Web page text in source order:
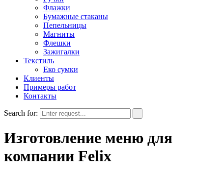
Флажки
Бумажные стаканы
Пепельницы
Магниты
Флешки
Зажигалки
Текстиль
Еко сумки
Клиенты
Примеры работ
Контакты
Search for:
Изготовление меню для
компании Felix